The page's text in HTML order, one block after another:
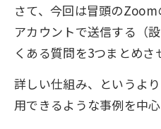
さて、今回は冒頭の
アカウントで送信する（
くある質問を3つまとめさ
詳しい仕組み、というよ
用できるような事例を中心